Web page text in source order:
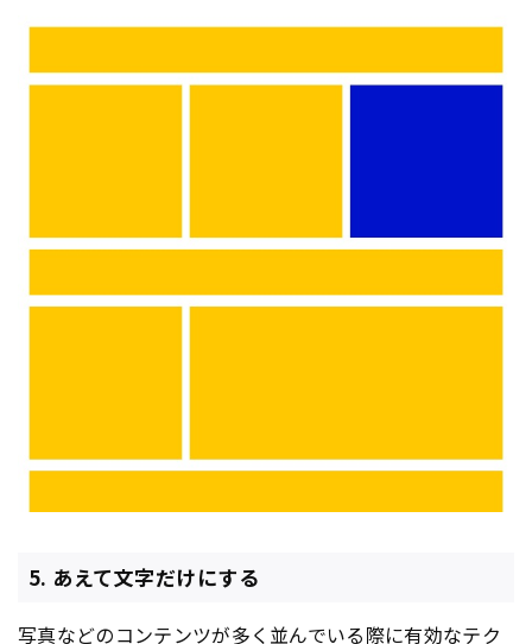
5. あえて文字だけにする
写真などのコンテンツが多く並んでいる際に有効なテク